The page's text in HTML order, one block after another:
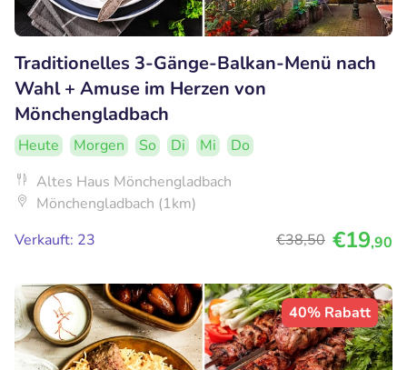
Traditionelles 3-Gänge-Balkan-Menü nach
Wahl + Amuse im Herzen von
Mönchengladbach
Heute Morgen So Di Mi
Do
Altes Haus Mönchengladbach
Mönchengladbach (1km)
Verkauft: 23
€38,50 €19,90
40% Rabatt